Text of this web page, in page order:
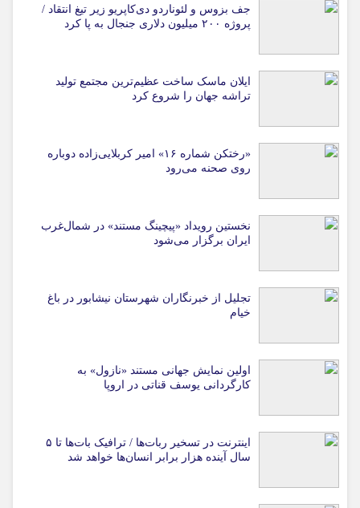
جف بزوس و لئوناردو دی‌کاپریو زیر تیغ انتقاد /
پروژه ۲۰۰ میلیون دلاری جنجال به پا کرد
ایلان ماسک ساخت عظیم‌ترین مجتمع تولید
تراشه جهان را شروع کرد
«رختکن شماره ۱۶» امیر کربلایی‌زاده دوباره
روی صحنه می‌رود
نخستین رویداد «پیچینگ مستند» در شمال‌غرب
ایران برگزار می‌شود
تجلیل از خبرنگاران شهرستان نیشابور در باغ
خیام
اولین نمایش جهانی مستند «نازول» به
کارگردانی یوسف قناتی در اروپا
اینترنت در تسخیر ربات‌ها / ترافیک بات‌ها تا ۵
سال آینده هزار برابر انسان‌ها خواهد شد